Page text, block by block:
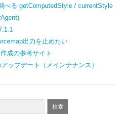
べる getComputedStyle / currentStyle
出力を止めたい
成の参考サイト
ップデート（メインテナンス）